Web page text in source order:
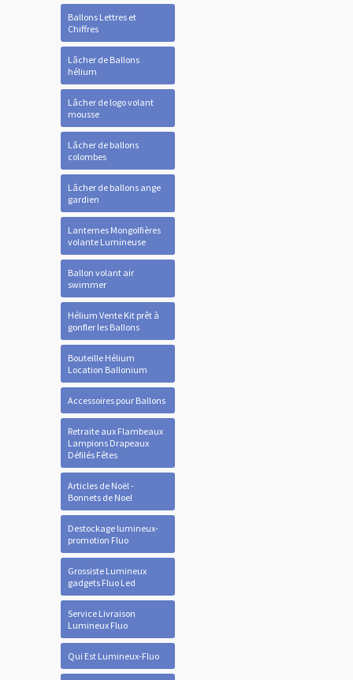
Ballons Lettres et
Chiffres
Lâcher de Ballons
hélium
Lâcher de logo volant
mousse
Lâcher de ballons
colombes
Lâcher de ballons ange
gardien
Lanternes Mongolfières
volante Lumineuse
Ballon volant air
swimmer
Hélium Vente Kit prêt à
gonfler les Ballons
Bouteille Hélium
Location Ballonium
Accessoires pour Ballons
Retraite aux Flambeaux
Lampions Drapeaux
Défilés Fêtes
Articles de Noël -
Bonnets de Noel
Destockage lumineux-
promotion Fluo
Grossiste Lumineux
gadgets Fluo Led
Service Livraison
Lumineux Fluo
Qui Est Lumineux-Fluo